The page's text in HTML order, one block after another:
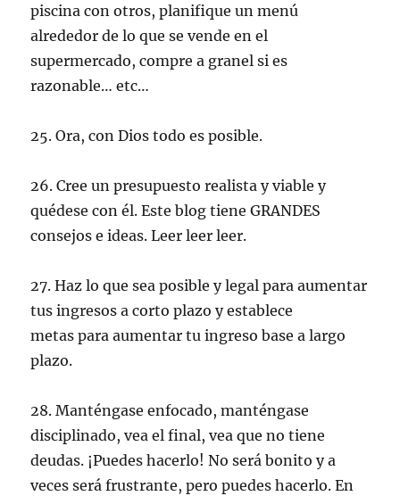
piscina con otros, planifique un menú
alrededor de lo que se vende en el
supermercado, compre a granel si es
razonable… etc…
25. Ora, con Dios todo es posible.
26. Cree unpresupuesto realista y viable y
quédese con él. Esteblog tiene GRANDES
consejos e ideas. Leer leer leer.
27. Haz lo que sea posible y legal para aumentar
tus ingresos a corto plazo yestablece
metas para aumentar tu ingreso base a largo
plazo.
28. Manténgase enfocado, manténgase
disciplinado, vea el final, vea que no tiene
deudas. ¡Puedes hacerlo! No será bonito y a
veces será frustrante, pero puedes hacerlo. En